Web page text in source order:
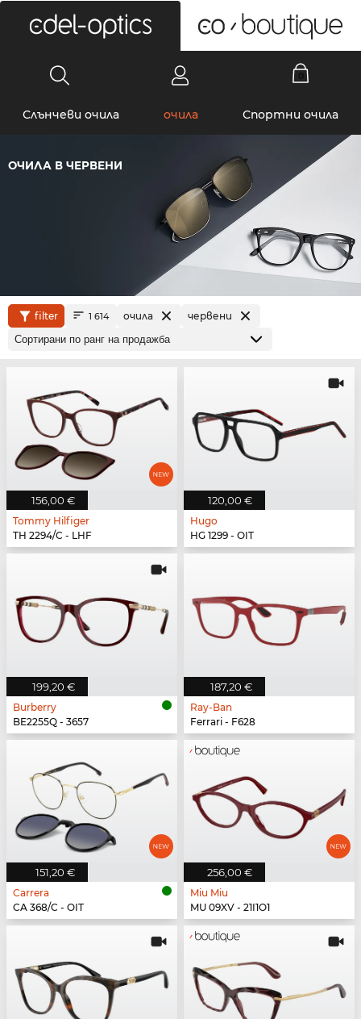
Слънчеви очила очила Спортни очила
ОЧИЛА В ЧЕРВЕНИ
filter 1 614 очила червени
156,00 €
Tommy Hilfiger
TH 2294/C - LHF
120,00 €
Hugo
HG 1299 - OIT
199,20 €
Burberry
BE2255Q - 3657
187,20 €
Ray-Ban
Ferrari - F628
151,20 €
Carrera
CA 368/C - OIT
256,00 €
Miu Miu
MU 09XV - 21I1O1